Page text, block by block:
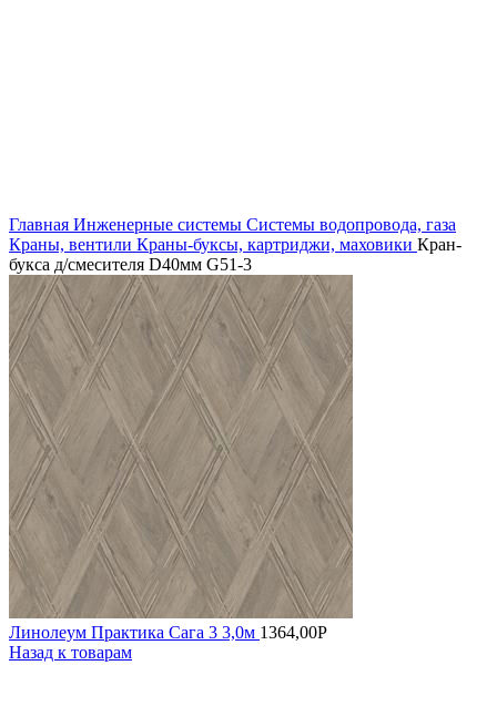
Главная Инженерные системы Системы водопровода, газа
Краны, вентили Краны-буксы, картриджи, маховики Кран-
букса д/смесителя D40мм G51-3
Линолеум Практика Сага 3 3,0м 1364,00Р
Назад к товарам